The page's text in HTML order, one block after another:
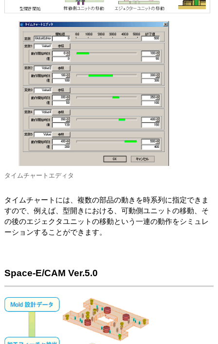
タイムチャートエディタ
タイムチャートには、複数の部品の動きを時系列に指定できま
すので、例えば、型開きにおける、可動側ユニットの移動、そ
の後のエジェクタユニットの移動という一連の動作をシミュレ
ーションすることができます。
Space-E/CAM Ver.5.0